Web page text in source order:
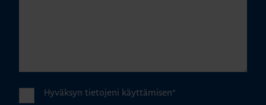
Hyväksyn tietojeni käyttämisen*